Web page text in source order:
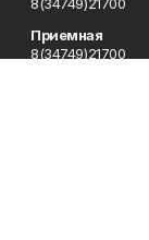
Приемная
8(34749)21700